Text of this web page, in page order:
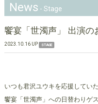
News - Stage
饗宴「世濁声」 出演の
2023.10.16 UP STAGE
いつも君沢ユウキを応援してい
饗宴「世濁声」 への日替わりゲ